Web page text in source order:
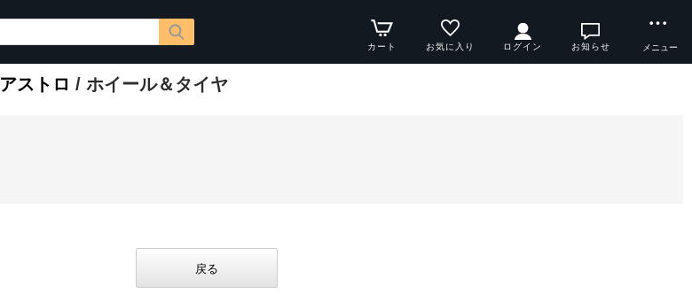
カート お気に入り ログイン お知らせ メニュー
アストロ / ホイール＆タイヤ
戻る